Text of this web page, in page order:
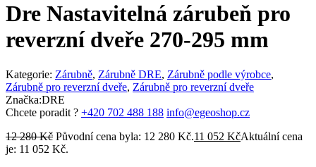
Dre Nastavitelná zárubeň pro
reverzní dveře 270-295 mm
Kategorie: Zárubně, Zárubně DRE, Zárubně podle výrobce,
Zárubně pro reverzní dveře, Zárubně pro reverzní dveře
Značka:DRE
Chcete poradit ? +420 702 488 188 info@egeoshop.cz
12 280Kč Původní cena byla: 12 280 Kč.11 052 KčAktuální cena
je: 11 052 Kč.